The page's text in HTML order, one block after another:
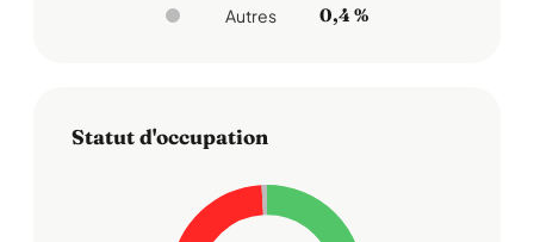
Autres 0,4 %
Statut d'occupation